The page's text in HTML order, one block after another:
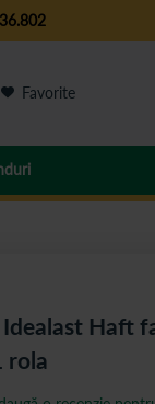
Favorite
Haft
rola